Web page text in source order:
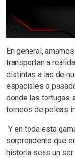
En general,
transportan a
distintas a las de
espaciales o
donde las tortugas
torneos de peleas
Y en toda esta
sorprendente que
historia seas un ser